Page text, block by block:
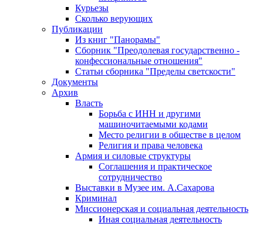
Курьезы
Сколько верующих
Публикации
Из книг "Панорамы"
Сборник "Преодолевая государственно -
конфессиональные отношения"
Статьи сборника "Пределы светскости"
Документы
Архив
Власть
Борьба с ИНН и другими
машиночитаемыми кодами
Место религии в обществе в целом
Религия и права человека
Армия и силовые структуры
Соглашения и практическое
сотрудничество
Выставки в Музее им. А.Сахарова
Криминал
Миссионерская и социальная деятельность
Иная социальная деятельность